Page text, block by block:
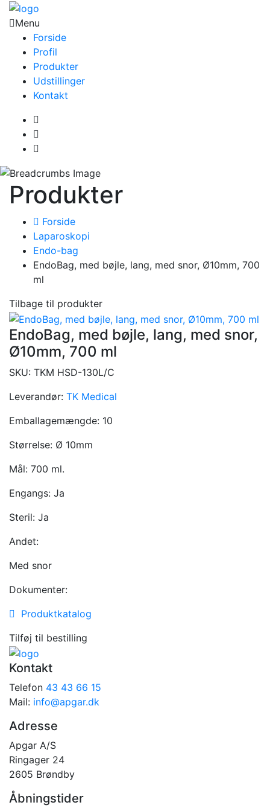
Menu
Forside
Profil
Produkter
Udstillinger
Kontakt
Produkter
Forside
Laparoskopi
Endo-bag
EndoBag, med bøjle, lang, med snor, Ø10mm, 700
ml
Tilbage til produkter
EndoBag, med bøjle, lang, med snor,
Ø10mm, 700 ml
SKU: TKM HSD-130L/C
Leverandør: TK Medical
Emballagemængde: 10
Størrelse: Ø 10mm
Mål: 700 ml.
Engangs: Ja
Steril: Ja
Andet:
Med snor
Dokumenter:
Produktkatalog
Tilføj til bestilling
Kontakt
Telefon 43 43 66 15
Mail: info@apgar.dk
Adresse
Apgar A/S
Ringager 24
2605 Brøndby
Åbningstider